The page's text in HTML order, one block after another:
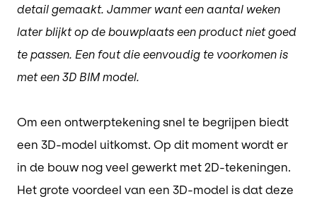
detail gemaakt. Jammer want een aantal weken
later blijkt op de bouwplaats een product niet goed
te passen. Een fout die eenvoudig te voorkomen is
met een 3D BIM model.
Om een ontwerptekening snel te begrijpen biedt
een 3D-model uitkomst. Op dit moment wordt er
in de bouw nog veel gewerkt met 2D-tekeningen.
Het grote voordeel van een 3D-model is dat deze